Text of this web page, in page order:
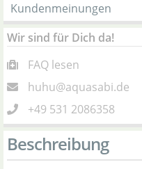
Kundenmeinungen
Wir sind für Dich da!
FAQ lesen
huhu@aquasabi.de
+49 531 2086358
Beschreibung